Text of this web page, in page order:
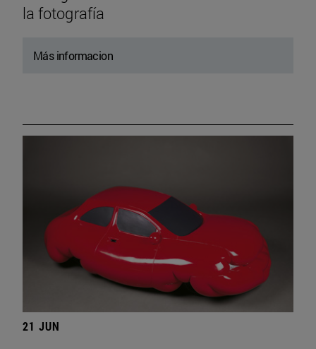
la fotografía
Más informacion
21 JUN